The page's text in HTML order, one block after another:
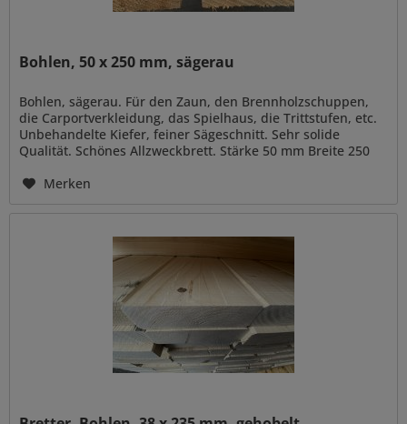
Bohlen, 50 x 250 mm, sägerau
Bohlen, sägerau. Für den Zaun, den Brennholzschuppen,
die Carportverkleidung, das Spielhaus, die Trittstufen, etc.
Unbehandelte Kiefer, feiner Sägeschnitt. Sehr solide
Qualität. Schönes Allzweckbrett. Stärke 50 mm Breite 250
Merken